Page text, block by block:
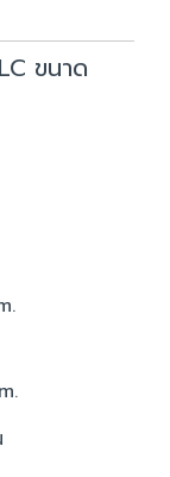
ขนาด